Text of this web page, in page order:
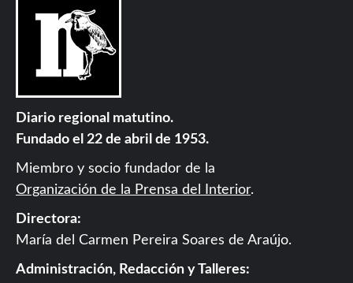
Diario regional matutino.
Fundado el 22 de abril de 1953.
Miembro y socio fundador de la
Organización de la Prensa del Interior.
Directora:
María del Carmen Pereira Soares de Araújo.
Administración, Redacción y Talleres: